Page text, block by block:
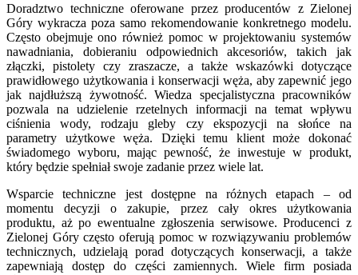
Doradztwo techniczne oferowane przez producentów z Zielonej
Góry wykracza poza samo rekomendowanie konkretnego modelu.
Często obejmuje ono również pomoc w projektowaniu systemów
nawadniania, dobieraniu odpowiednich akcesoriów, takich jak
złączki, pistolety czy zraszacze, a także wskazówki dotyczące
prawidłowego użytkowania i konserwacji węża, aby zapewnić jego
jak najdłuższą żywotność. Wiedza specjalistyczna pracowników
pozwala na udzielenie rzetelnych informacji na temat wpływu
ciśnienia wody, rodzaju gleby czy ekspozycji na słońce na
parametry użytkowe węża. Dzięki temu klient może dokonać
świadomego wyboru, mając pewność, że inwestuje w produkt,
który będzie spełniał swoje zadanie przez wiele lat.
Wsparcie techniczne jest dostępne na różnych etapach – od
momentu decyzji o zakupie, przez cały okres użytkowania
produktu, aż po ewentualne zgłoszenia serwisowe. Producenci z
Zielonej Góry często oferują pomoc w rozwiązywaniu problemów
technicznych, udzielają porad dotyczących konserwacji, a także
zapewniają dostęp do części zamiennych. Wiele firm posiada